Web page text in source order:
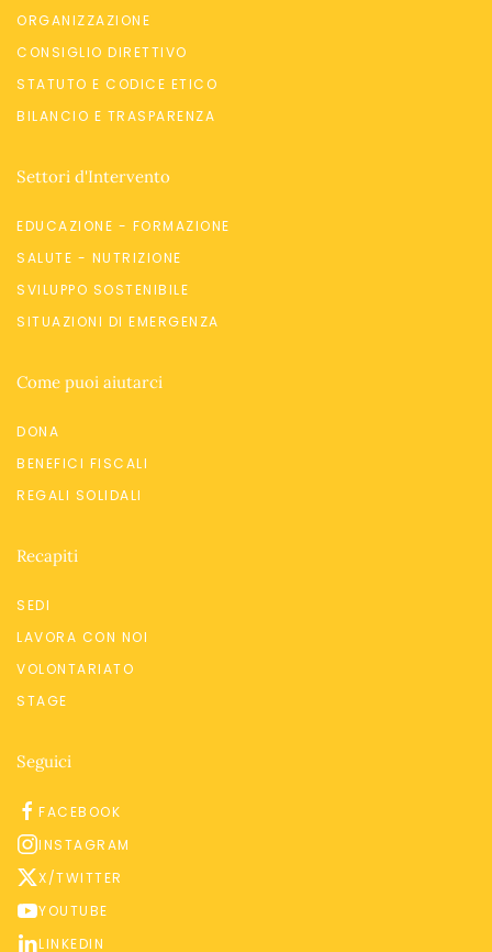
ORGANIZZAZIONE
CONSIGLIO DIRETTIVO
STATUTO E CODICE ETICO
BILANCIO E TRASPARENZA
Settori d'Intervento
EDUCAZIONE - FORMAZIONE
SALUTE - NUTRIZIONE
SVILUPPO SOSTENIBILE
SITUAZIONI DI EMERGENZA
Come puoi aiutarci
DONA
BENEFICI FISCALI
REGALI SOLIDALI
Recapiti
SEDI
LAVORA CON NOI
VOLONTARIATO
STAGE
Seguici
FACEBOOK
INSTAGRAM
X/TWITTER
YOUTUBE
LINKEDIN